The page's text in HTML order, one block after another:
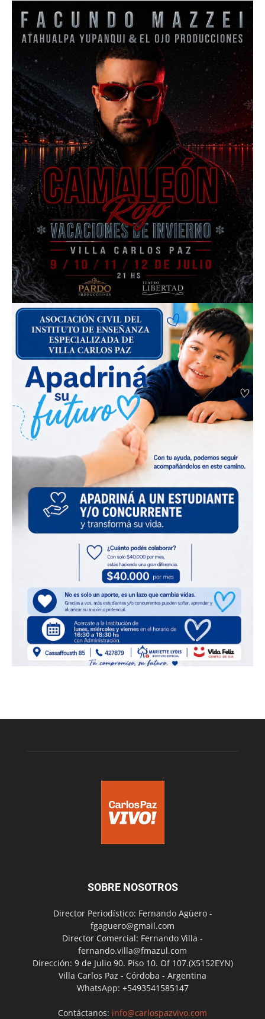
SOBRE NOSOTROS
Director Periodístico: Fernando Agüero -
fgaguero@gmail.com
Director Comercial: Fernando Villa -
fernando.villa@fmazul.com
Dirección: 9 de Julio 90. Piso 10. Of 107.(X5152EYN)
Villa Carlos Paz - Córdoba - Argentina
WhatsApp: +5493541585147
Contáctanos: info@carlospazvivo.com